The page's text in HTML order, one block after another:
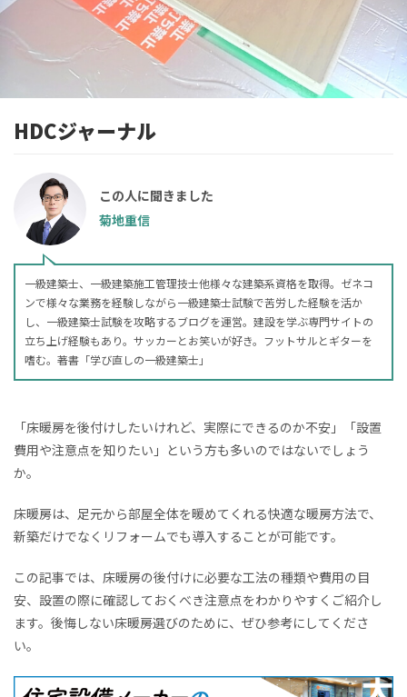
HDCジャーナル
この人に聞きました
菊地重信
一級建築士、一級建築施工管理技士他様々な建築系資格を取得。ゼネコ
ンで様々な業務を経験しながら一級建築士試験で苦労した経験を活か
し、一級建築士試験を攻略するブログを運営。建設を学ぶ専門サイトの
立ち上げ経験もあり。サッカーとお笑いが好き。フットサルとギターを
嗜む。著書「学び直しの一級建築士」
「床暖房を後付けしたいけれど、実際にできるのか不安」「設置
費用や注意点を知りたい」という方も多いのではないでしょう
か。
床暖房は、足元から部屋全体を暖めてくれる快適な暖房方法で、
新築だけでなくリフォームでも導入することが可能です。
この記事では、床暖房の後付けに必要な工法の種類や費用の目
安、設置の際に確認しておくべき注意点をわかりやすくご紹介し
ます。後悔しない床暖房選びのために、ぜひ参考にしてくださ
い。